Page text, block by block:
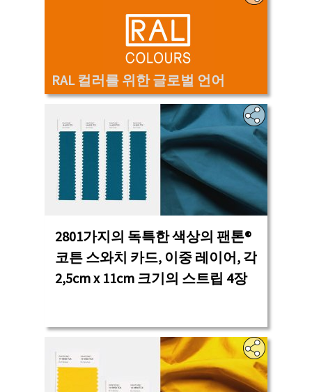
RAL 컬러를 위한 글로벌 언어
2801가지의 독특한 색상의 팬톤®
코튼 스와치 카드, 이중 레이어, 각
2,5cm x 11cm 크기의 스트립 4장